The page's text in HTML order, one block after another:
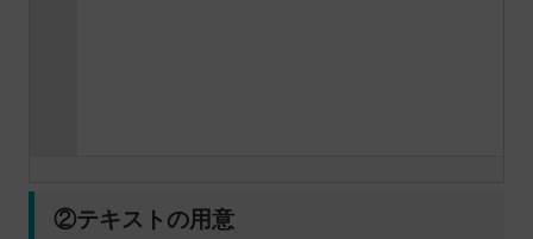
②テキストの用意